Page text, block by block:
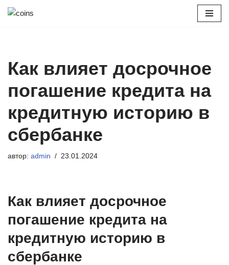
Как влияет досрочное
погашение кредита на
кредитную историю в
сбербанке
автор: admin 23.01.2024
Как влияет досрочное
погашение кредита на
кредитную историю в
сбербанке